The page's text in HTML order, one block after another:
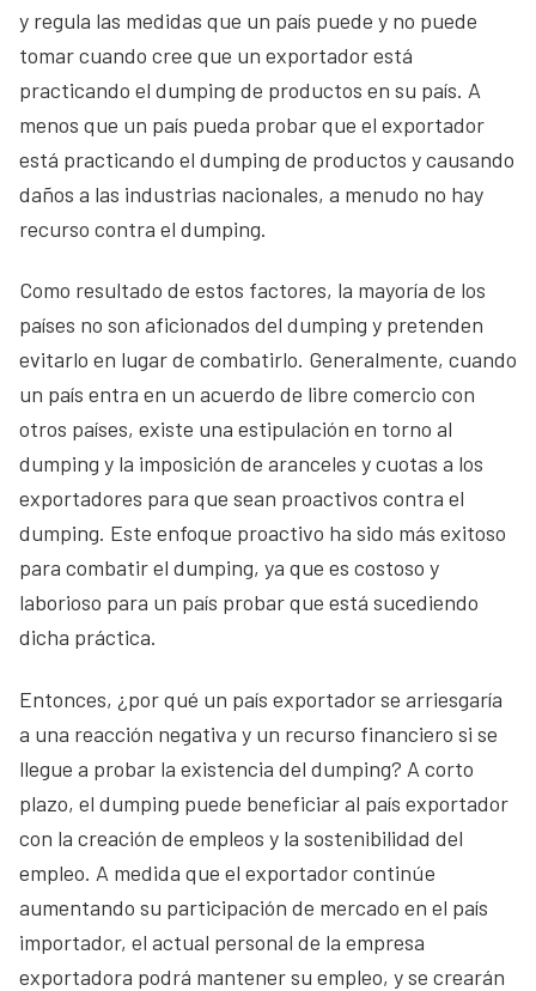
y regula las medidas que un país puede y no puede
tomar cuando cree que un exportador está
practicando el dumping de productos en su país. A
menos que un país pueda probar que el exportador
está practicando el dumping de productos y causando
daños a las industrias nacionales, a menudo no hay
recurso contra el dumping.
Como resultado de estos factores, la mayoría de los
países no son aficionados del dumping y pretenden
evitarlo en lugar de combatirlo. Generalmente, cuando
un país entra en un acuerdo de libre comercio con
otros países, existe una estipulación en torno al
dumping y la imposición de aranceles y cuotas a los
exportadores para que sean proactivos contra el
dumping. Este enfoque proactivo ha sido más exitoso
para combatir el dumping, ya que es costoso y
laborioso para un país probar que está sucediendo
dicha práctica.
Entonces, ¿por qué un país exportador se arriesgaría
a una reacción negativa y un recurso financiero si se
llegue a probar la existencia del dumping? A corto
plazo, el dumping puede beneficiar al país exportador
con la creación de empleos y la sostenibilidad del
empleo. A medida que el exportador continúe
aumentando su participación de mercado en el país
importador, el actual personal de la empresa
exportadora podrá mantener su empleo, y se crearán